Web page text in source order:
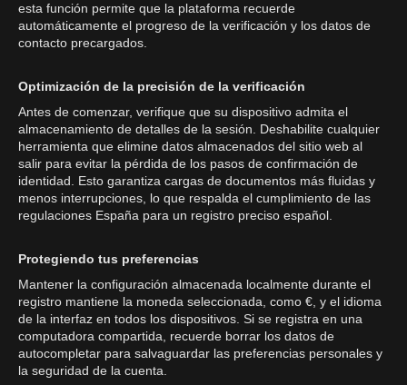
esta función permite que la plataforma recuerde
automáticamente el progreso de la verificación y los datos de
contacto precargados.
Optimización de la precisión de la verificación
Antes de comenzar, verifique que su dispositivo admita el
almacenamiento de detalles de la sesión. Deshabilite cualquier
herramienta que elimine datos almacenados del sitio web al
salir para evitar la pérdida de los pasos de confirmación de
identidad. Esto garantiza cargas de documentos más fluidas y
menos interrupciones, lo que respalda el cumplimiento de las
regulaciones España para un registro preciso español.
Protegiendo tus preferencias
Mantener la configuración almacenada localmente durante el
registro mantiene la moneda seleccionada, como €, y el idioma
de la interfaz en todos los dispositivos. Si se registra en una
computadora compartida, recuerde borrar los datos de
autocompletar para salvaguardar las preferencias personales y
la seguridad de la cuenta.